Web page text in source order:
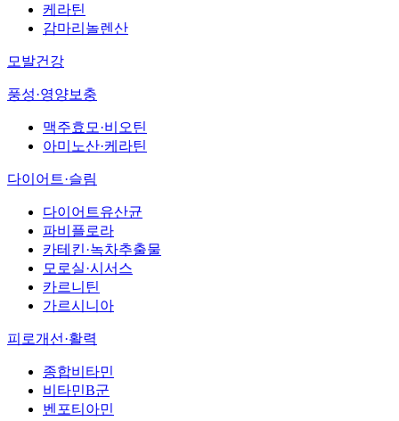
케라틴
감마리놀렌산
모발건강
풍성·영양보충
맥주효모·비오틴
아미노산·케라틴
다이어트·슬림
다이어트유산균
파비플로라
카테킨·녹차추출물
모로실·시서스
카르니틴
가르시니아
피로개선·활력
종합비타민
비타민B군
벤포티아민